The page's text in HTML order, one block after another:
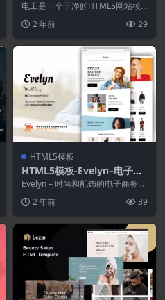
站模板
电工是一个干净的HTML5网站模
服务的公司。它提供...
2 年前 29
HTML5模板
HTML5模板-Evelyn–电子商
务响应式电子邮件模板
Evelyn – 时尚和配饰的电子商务响
和服务的响...
2 年前 39